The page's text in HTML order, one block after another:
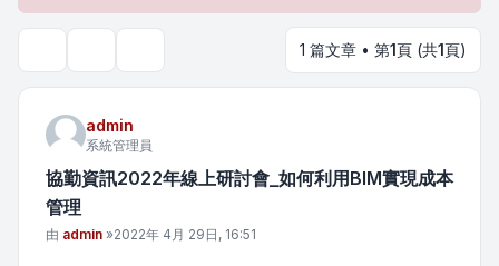
1 篇文章 • 第1頁 (共1頁)
admin
系統管理員
協勤資訊2022年線上研討會_如何利用BIM實現成本
管理
文章
由 admin »2022年 4月 29日, 16:51